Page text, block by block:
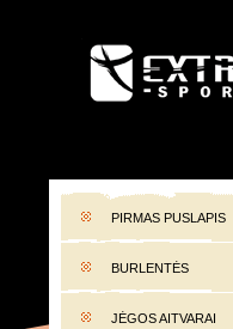
EXTREME-
PIRMAS PUSLAPIS
BURLENTĖS
JĖGOS AITVARAI